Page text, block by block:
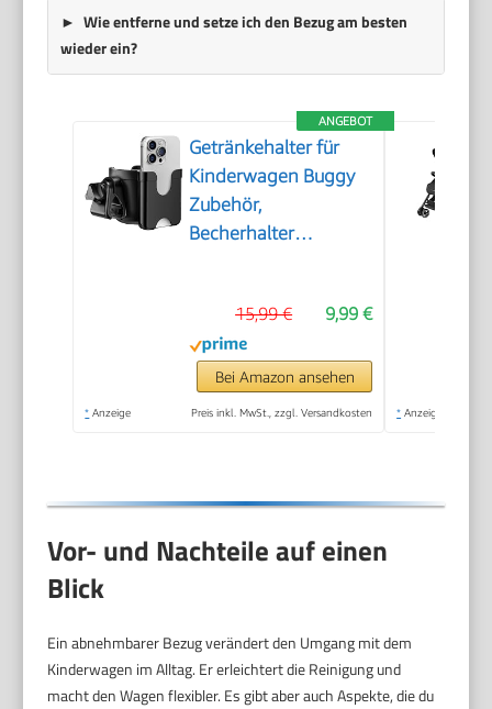
Wie entferne und setze ich den Bezug am besten
wieder ein?
ANGEBOT
Getränkehalter für
Kinderwagen Buggy
Zubehör,
Becherhalter
9,99 €
15,99 €
Bei Amazon ansehen
* Anzeige Preis inkl. MwSt., zzgl. Versandkosten * Anzeige
Vor- und Nachteile auf einen
Blick
Ein abnehmbarer Bezug verändert den Umgang mit dem
Kinderwagen im Alltag. Er erleichtert die Reinigung und
macht den Wagen flexibler. Es gibt aber auch Aspekte, die du